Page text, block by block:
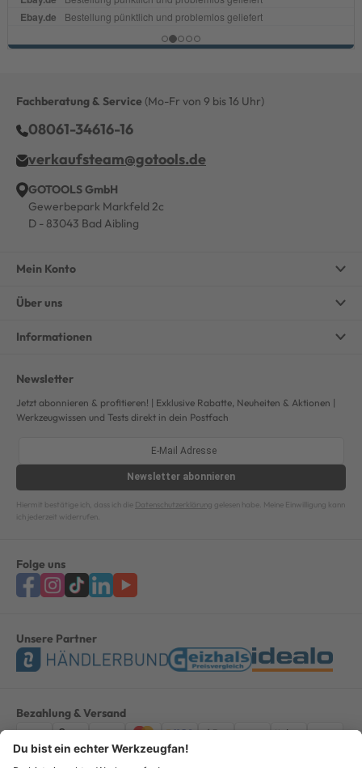
Fachberatung & Service (Mo-Fr von 9 bis 16 Uhr)
08061-34616-16
verkaufsteam@gotools.de
GOTOOLS GmbH
Gewerbepark Markfeld 2c
D - 83043 Bad Aibling
Mein Konto
Über uns
Informationen
Newsletter
Jetzt abonnieren & profitieren! | Exklusive Rabatte, Neuheiten & Aktionen |
Werkzeugwissen und Tests direkt in dein Postfach
Newsletter abonnieren
Hiermit bestätige ich, dass ich die Datenschutzerklärung gelesen habe. Meine Einwilligung kann
ich jederzeit widerrufen.
Folge uns
Unsere Partner
Bezahlung & Versand